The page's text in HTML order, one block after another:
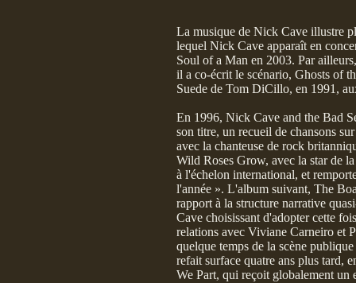
La musique de Nick Cave illustre
lequel Nick Cave apparaît en
Soul of a Man en 2003. Par
il a co-écrit le scénario, Ghosts of
Suede de Tom DiCillo, en 1991,
En 1996, Nick Cave and the Bad
son titre, un recueil de chansons
avec la chanteuse de rock
Wild Roses Grow, avec la star de
à l'échelon international, et
l'année ». L'album suivant, The
rapport à la structure narrative
Cave choisissant d'adopter cette
relations avec Viviane Carneiro et
quelque temps de la scène
refait surface quatre ans plus tard,
We Part, qui reçoit globalement un